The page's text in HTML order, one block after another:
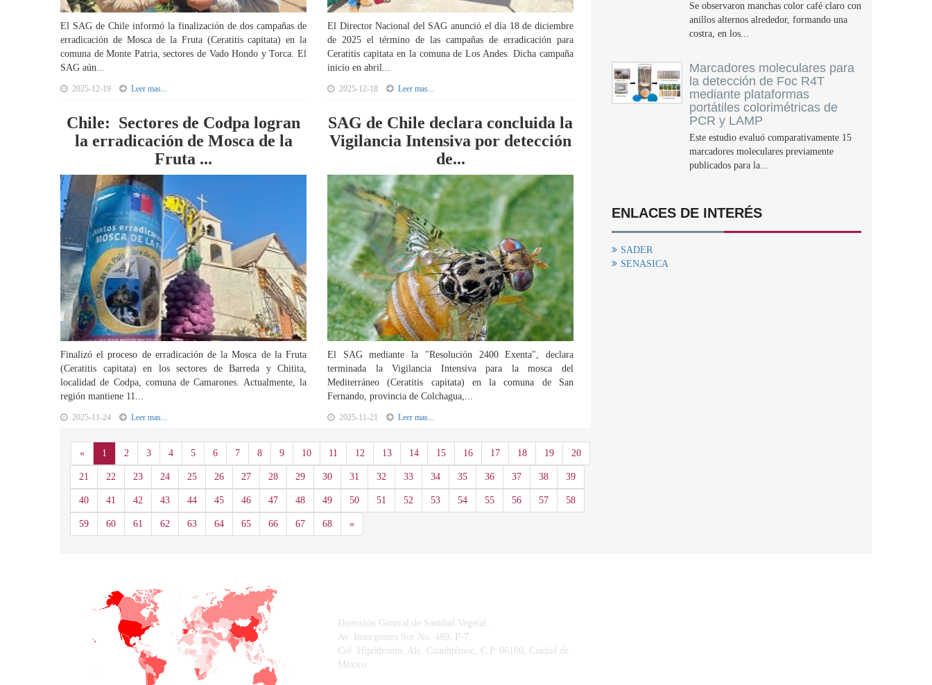
El SAG de Chile informó la finalización de dos campañas de
erradicación de Mosca de la Fruta (Ceratitis capitata) en la
comuna de Monte Patria, sectores de Vado Hondo y Torca. El
SAG aún...
2025-12-19 Leer mas...
El Director Nacional del SAG anunció el día 18 de diciembre
de 2025 el término de las campañas de erradicación para
Ceratitis capitata en la comuna de Los Andes. Dicha campaña
inicio en abril...
2025-12-18 Leer mas...
Chile: Sectores de Codpa logran
la erradicación de Mosca de la
Fruta ...
Finalizó el proceso de erradicación de la Mosca de la Fruta
(Ceratitis capitata) en los sectores de Barreda y Chitita,
localidad de Codpa, comuna de Camarones. Actualmente, la
región mantiene 11...
2025-11-24 Leer mas...
SAG de Chile declara concluida la
Vigilancia Intensiva por detección
de...
El SAG mediante la "Resolución 2400 Exenta", declara
terminada la Vigilancia Intensiva para la mosca del
Mediterráneo (Ceratitis capitata) en la comuna de San
Fernando, provincia de Colchagua,...
2025-11-21 Leer mas...
«Anterior
1 2 3 4 5 6 7 8 9 10 11 12 13 14 15 16 17 18 19 20
21 22 23 24 25 26 27 28 29 30 31 32 33 34 35 36 37 38 39
40 41 42 43 44 45 46 47 48 49 50 51 52 53 54 55 56 57 58
59 60 61 62 63 64 65 66 67 68 »Siguiente
Se observaron manchas color café claro con
anillos alternos alrededor, formando una
costra, en los...
Marcadores moleculares para
la detección de Foc R4T
mediante plataformas
portátiles colorimétricas de
PCR y LAMP
Este estudio evaluó comparativamente 15
marcadores moleculares previamente
publicados para la...
ENLACES DE INTERÉS
SADER
SENASICA
Dirección General de Sanidad Vegetal.
Av. Insurgentes Sur No. 489, P-7,
Col. Hipódromo, Alc. Cuauhtémoc, C.P. 06100, Ciudad de
México